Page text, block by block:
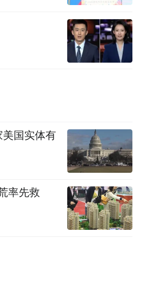
帮她揉肚子的阿嬷,
予了长大后的她很多勇气
美国实体有
率先救